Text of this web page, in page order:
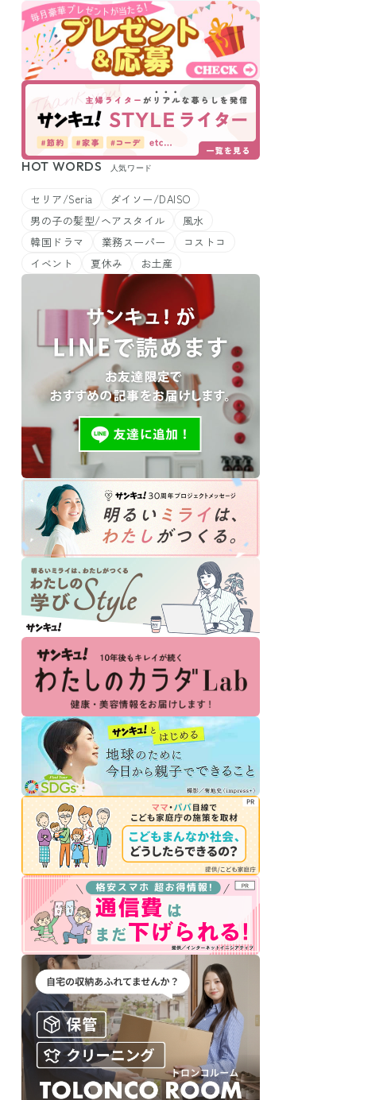
HOT WORDS 人気ワード
セリア/Seria
ダイソー/DAISO
男の子の髪型/ヘアスタイル
風水
韓国ドラマ
業務スーパー
コストコ
イベント
夏休み お土産